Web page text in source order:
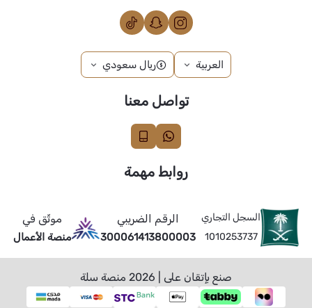
العربية ريال سعودي
تواصل معنا
روابط مهمة
السجل التجاري
1010253737
الرقم الضريبي
300061413800003
موثّق في
منصة الأعمال
صنع بإتقان على | 2026 منصة سلة